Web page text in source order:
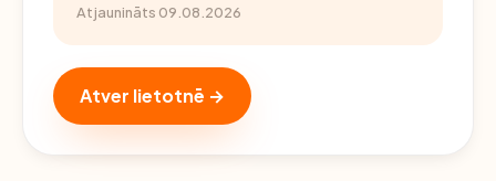
Atjaunināts 09.08.2026
Atver lietotnē →